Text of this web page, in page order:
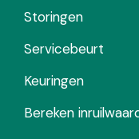
Storingen
Servicebeurt
Keuringen
Bereken